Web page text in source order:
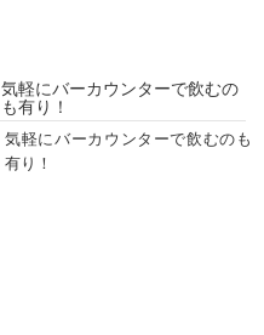
気軽にバーカウンターで飲むの
も有り！
気軽にバーカウンターで飲むのも
有り！